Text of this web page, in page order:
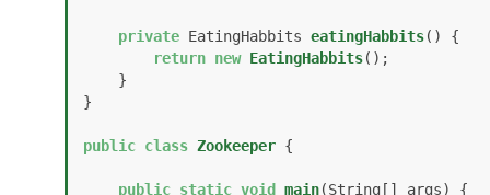
private EatingHabbits eatingHabbits()
{
return new EatingHabbits();
}
public class Zookeeper {
public static void main(String[] args)
{